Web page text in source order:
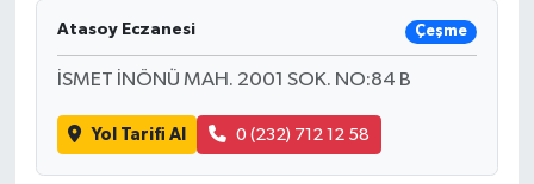
Atasoy Eczanesi Çeşme
İSMET İNÖNÜ MAH. 2001 SOK. NO:84 B
Yol Tarifi Al 0 (232) 712 12 58